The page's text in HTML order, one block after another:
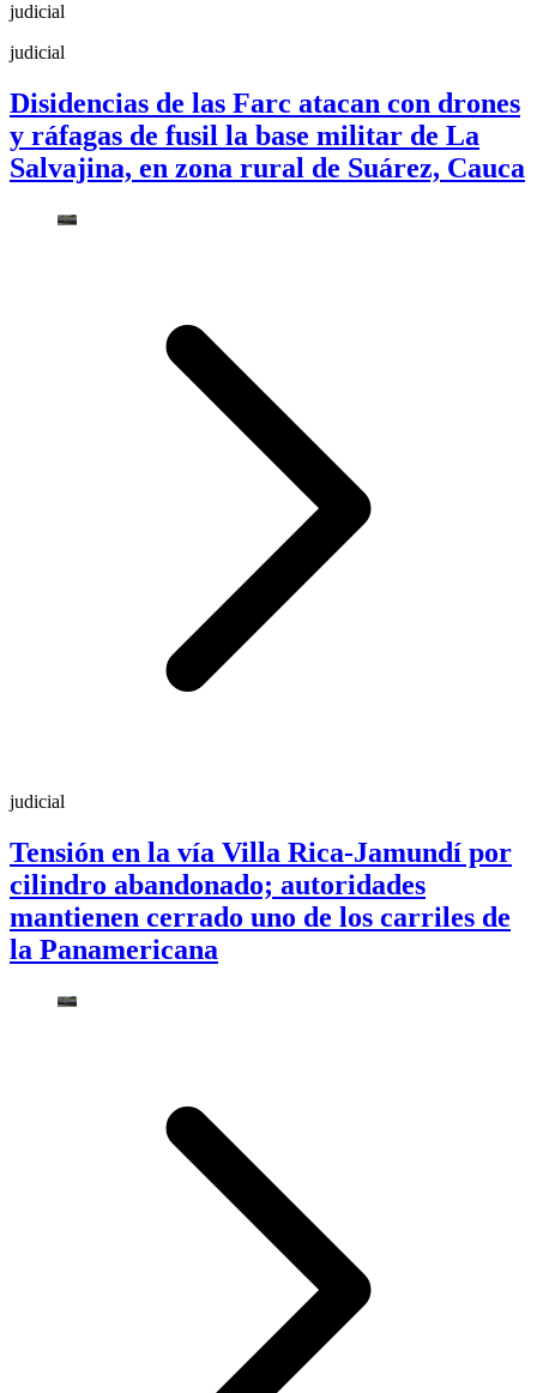
judicial
judicial
Disidencias de las Farc atacan con drones
y ráfagas de fusil la base militar de La
Salvajina, en zona rural de Suárez, Cauca
judicial
Tensión en la vía Villa Rica-Jamundí por
cilindro abandonado; autoridades
mantienen cerrado uno de los carriles de
la Panamericana